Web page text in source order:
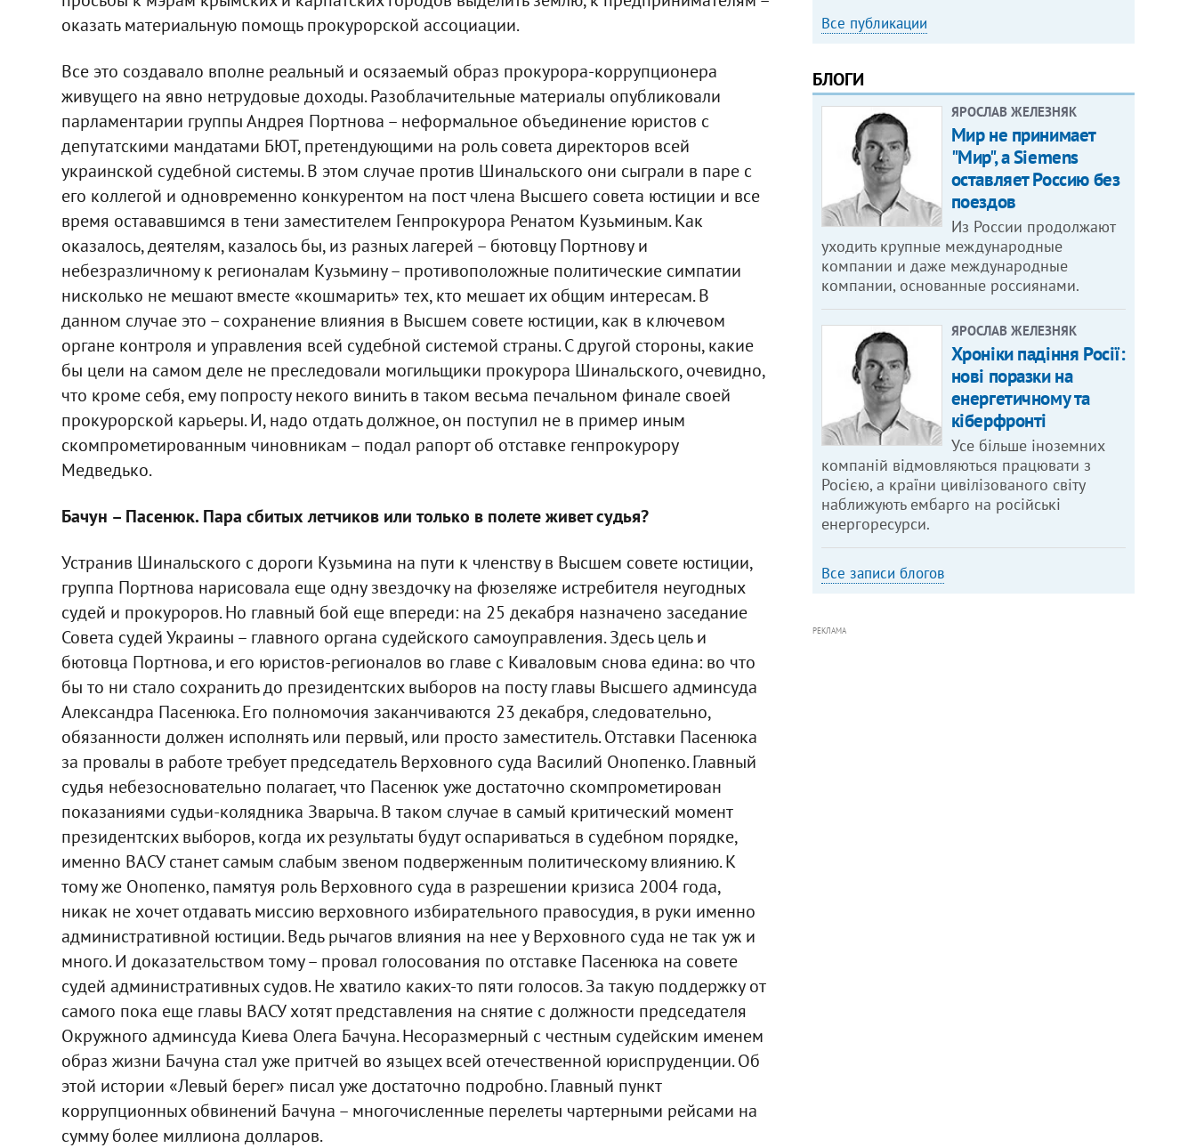
оказать материальную помощь прокурорской ассоциации.
Все это создавало вполне реальный и осязаемый образ прокурора-коррупционера
живущего на явно нетрудовые доходы. Разоблачительные материалы опубликовали
парламентарии группы Андрея Портнова – неформальное объединение юристов с
депутатскими мандатами БЮТ, претендующими на роль совета директоров всей
украинской судебной системы. В этом случае против Шинальского они сыграли в паре с
его коллегой и одновременно конкурентом на пост члена Высшего совета юстиции и все
время остававшимся в тени заместителем Генпрокурора Ренатом Кузьминым. Как
оказалось, деятелям, казалось бы, из разных лагерей – бютовцу Портнову и
небезразличному к регионалам Кузьмину – противоположные политические симпатии
нисколько не мешают вместе «кошмарить» тех, кто мешает их общим интересам. В
данном случае это – сохранение влияния в Высшем совете юстиции, как в ключевом
органе контроля и управления всей судебной системой страны. С другой стороны, какие
бы цели на самом деле не преследовали могильщики прокурора Шинальского, очевидно,
что кроме себя, ему попросту некого винить в таком весьма печальном финале своей
прокурорской карьеры. И, надо отдать должное, он поступил не в пример иным
скомпрометированным чиновникам – подал рапорт об отставке генпрокурору
Медведько.
Бачун – Пасенюк. Пара сбитых летчиков или только в полете живет судья?
Устранив Шинальского с дороги Кузьмина на пути к членству в Высшем совете юстиции,
группа Портнова нарисовала еще одну звездочку на фюзеляже истребителя неугодных
судей и прокуроров. Но главный бой еще впереди: на 25 декабря назначено заседание
Совета судей Украины – главного органа судейского самоуправления. Здесь цель и
бютовца Портнова, и его юристов-регионалов во главе с Киваловым снова едина: во что
бы то ни стало сохранить до президентских выборов на посту главы Высшего админсуда
Александра Пасенюка. Его полномочия заканчиваются 23 декабря, следовательно,
обязанности должен исполнять или первый, или просто заместитель. Отставки Пасенюка
за провалы в работе требует председатель Верховного суда Василий Онопенко. Главный
судья небезосновательно полагает, что Пасенюк уже достаточно скомпрометирован
показаниями судьи-колядника Зварыча. В таком случае в самый критический момент
президентских выборов, когда их результаты будут оспариваться в судебном порядке,
именно ВАСУ станет самым слабым звеном подверженным политическому влиянию. К
тому же Онопенко, памятуя роль Верховного суда в разрешении кризиса 2004 года,
никак не хочет отдавать миссию верховного избирательного правосудия, в руки именно
административной юстиции. Ведь рычагов влияния на нее у Верховного суда не так уж и
много. И доказательством тому – провал голосования по отставке Пасенюка на совете
судей административных судов. Не хватило каких-то пяти голосов. За такую поддержку от
самого пока еще главы ВАСУ хотят представления на снятие с должности председателя
Окружного админсуда Киева Олега Бачуна. Несоразмерный с честным судейским именем
образ жизни Бачуна стал уже притчей во языцех всей отечественной юриспруденции. Об
этой истории «Левый берег» писал уже достаточно подробно. Главный пункт
коррупционных обвинений Бачуна – многочисленные перелеты чартерными рейсами на
сумму более миллиона долларов.
Все публикации
БЛОГИ
ЯРОСЛАВ ЖЕЛЕЗНЯК
Мир не принимает
"Мир", а Siemens
оставляет Россию без
поездов
Из России продолжают
уходить крупные международные
компании и даже международные
компании, основанные россиянами.
ЯРОСЛАВ ЖЕЛЕЗНЯК
Хроніки падіння Росії:
нові поразки на
енергетичному та
кіберфронті
Усе більше іноземних
компаній відмовляються працювати з
Росією, а країни цивілізованого світу
наближують ембарго на російські
енергоресурси.
Все записи блогов
РЕКЛАМА